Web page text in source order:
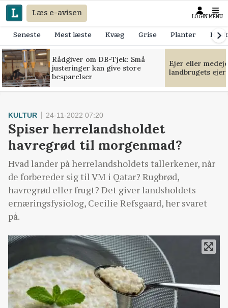
Læs e-avisen LOGIN MENU
Seneste Mest læste Kvæg Grise Planter
Rådgiver om DB-Tjek: Små
justeringer kan give store
besparelser
Ejer eller
landbrugets
KULTUR 24-11-2022 07:20
Spiser herrelandsholdet
havregrød til morgenmad?
Hvad lander på herrelandsholdets tallerkener, når
de forbereder sig til VM i Qatar? Rugbrød,
havregrød eller frugt? Det giver landsholdets
ernæringsfysiolog, Cecilie Refsgaard, her svaret
på.